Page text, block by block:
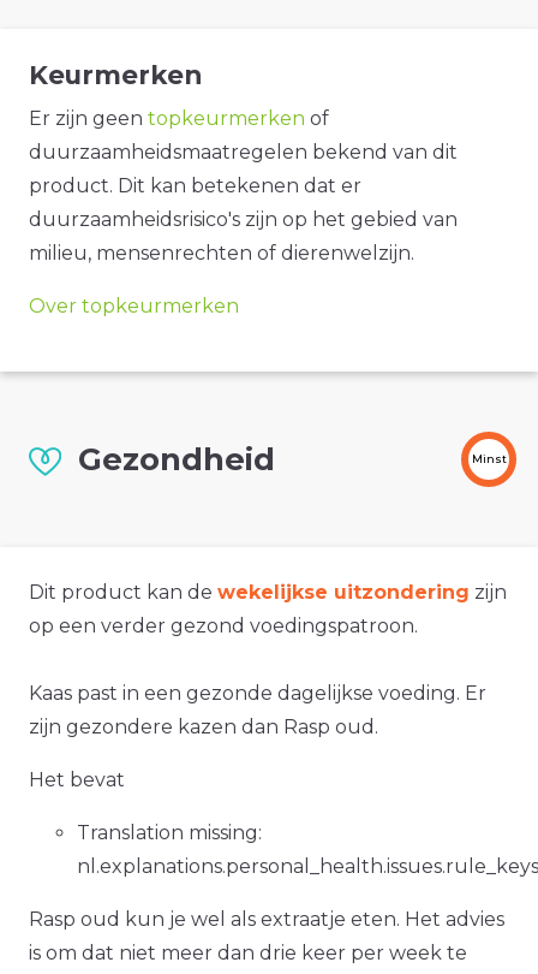
Keurmerken
Er zijn geen topkeurmerken of
duurzaamheidsmaatregelen bekend van dit
product. Dit kan betekenen dat er
duurzaamheidsrisico's zijn op het gebied van
milieu, mensenrechten of dierenwelzijn.
Over topkeurmerken
Gezondheid Minst
Dit product kan de wekelijkse uitzondering zijn
op een verder gezond voedingspatroon.
Kaas past in een gezonde dagelijkse voeding. Er
zijn gezondere kazen dan Rasp oud.
Het bevat
Translation missing:
Rasp oud kun je wel als extraatje eten. Het advies
is om dat niet meer dan drie keer per week te